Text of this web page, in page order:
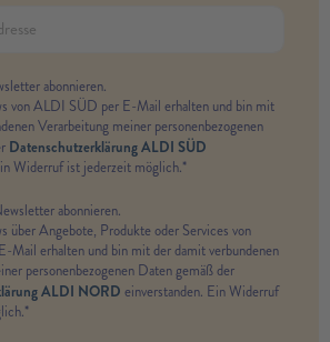
abonnieren.
von ALDI SÜD per E-Mail erhalten und bin mit
Verarbeitung meiner personenbezogenen
Datenschutzerklärung ALDI SÜD
Widerruf ist jederzeit möglich.*
abonnieren.
über Angebote, Produkte oder Services von
Mail erhalten und bin mit der damit verbundenen
personenbezogenen Daten gemäß der
ALDI NORD einverstanden. Ein Widerruf